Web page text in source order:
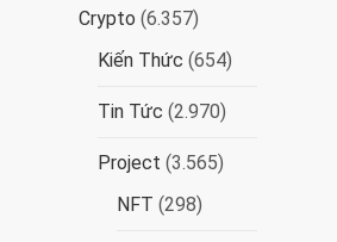
Crypto (6.357)
Kiến Thức (654)
Tin Tức (2.970)
Project (3.565)
NFT (298)